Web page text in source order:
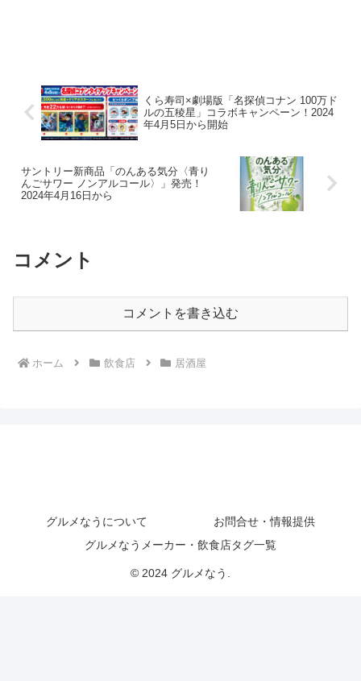
くら寿司×劇場版「名探偵コナン 100万ド
ルの五稜星」コラボキャンペーン！2024
年4月5日から開始
サントリー新商品「のんある気分〈青り
んごサワー ノンアルコール〉」発売！
2024年4月16日から
コメント
コメントを書き込む
ホーム 飲食店 居酒屋
グルメなうについて
お問合せ・情報提供
グルメなうメーカー・飲食店タグ一覧
© 2024 グルメなう.